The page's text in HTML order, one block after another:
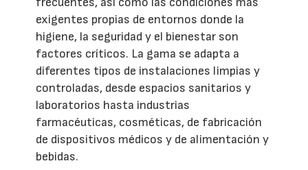
exigentes propias de entornos donde la
higiene, la seguridad y el bienestar son
factores críticos. La gama se adapta a
diferentes tipos de instalaciones limpias y
controladas, desde espacios sanitarios y
laboratorios hasta industrias
farmacéuticas, cosméticas, de fabricación
de dispositivos médicos y de alimentación y
bebidas.